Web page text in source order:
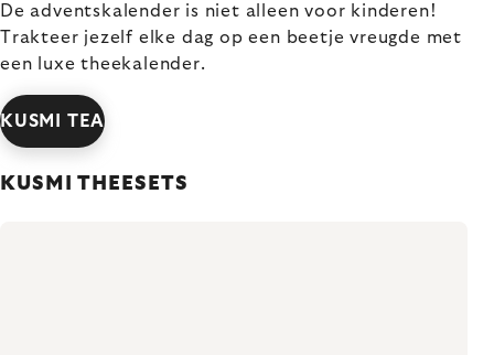
De adventskalender is niet alleen voor kinderen!
Trakteer jezelf elke dag op een beetje vreugde met
een luxe theekalender.
KUSMI TEA
KUSMI THEESETS